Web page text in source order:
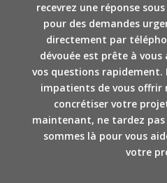
recevrez une réponse
pour des demandes
directement par
dévouée est prête à
vos questions rapidement.
impatients de vous offrir
concrétiser votre
maintenant, ne tardez
sommes là pour vous
votre